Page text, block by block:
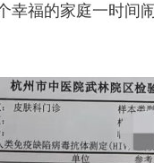
幸福的家庭一时间